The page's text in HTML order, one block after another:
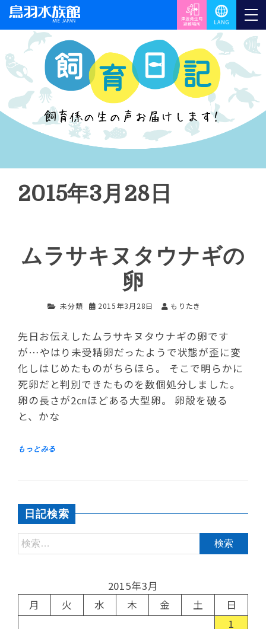
2015年3月28日
ムラサキヌタウナギの
卵
未分類 2015年3月28日 もりたき
先日お伝えしたムラサキヌタウナギの卵です
が…やはり未受精卵だったようで状態が歪に変
化しはじめたものがちらほら。 そこで明らかに
死卵だと判別できたものを数個処分しました。
卵の長さが2㎝ほどある大型卵。 卵殻を破る
と、かな
日記検索
2015年3月
月
火 水 木 金 土
日
1